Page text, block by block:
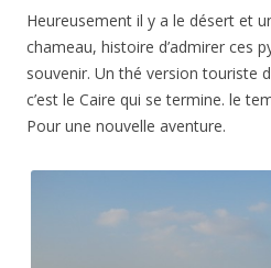
Heureusement il y a le désert et
chameau, histoire d’admirer ces
souvenir. Un thé version touriste
c’est le Caire qui se termine. le
Pour une nouvelle aventure.